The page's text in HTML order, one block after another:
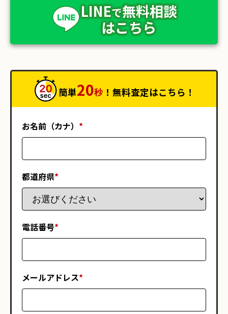
LINEで無料相談
はこちら
簡単20秒 ！無料査定はこちら！
お名前（カナ） *
都道府県*
電話番号*
メールアドレス*